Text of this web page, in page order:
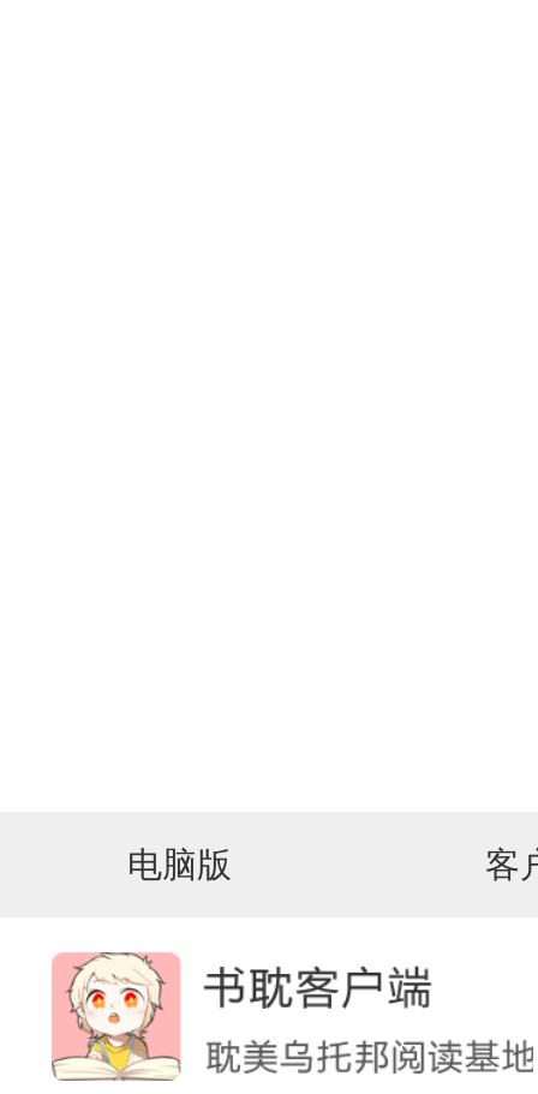
电脑版 客